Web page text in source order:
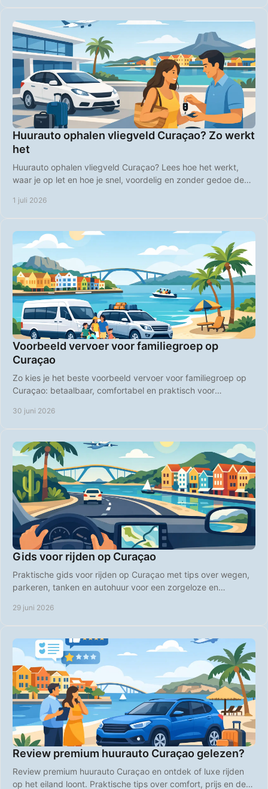
Huurauto ophalen vliegveld Curaçao? Zo werkt
het
Huurauto ophalen vliegveld Curaçao? Lees hoe het werkt,
waar je op let en hoe je snel, voordelig en zonder gedoe de
1 juli 2026
Voorbeeld vervoer voor familiegroep op
Curaçao
Zo kies je het beste voorbeeld vervoer voor familiegroep op
Curaçao: betaalbaar, comfortabel en praktisch voor
30 juni 2026
Gids voor rijden op Curaçao
Praktische gids voor rijden op Curaçao met tips over wegen,
parkeren, tanken en autohuur voor een zorgeloze en
29 juni 2026
Review premium huurauto Curaçao gelezen?
Review premium huurauto Curaçao en ontdek of luxe rijden
op het eiland loont. Praktische tips over comfort, prijs en de